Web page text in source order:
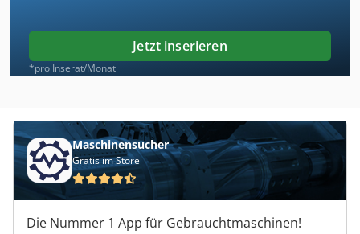
Jetzt inserieren
*pro Inserat/Monat
Maschinensucher
Gratis im Store
Die Nummer 1 App für Gebrauchtmaschinen!